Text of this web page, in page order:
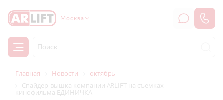
Москва
Главная Новости
октябрь
Спайдер-вышка компании АRLIFT на съемках
кинофильма ЕДИНИЧКА